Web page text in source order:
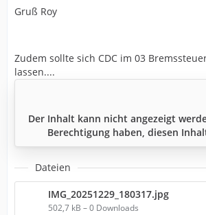
Gruß Roy
Zudem sollte sich CDC im 03
lassen....
Der Inhalt kann nicht angezeigt
Berechtigung haben, diesen
Dateien
IMG_20251229_180317.jpg
502,7 kB – 0 Downloads